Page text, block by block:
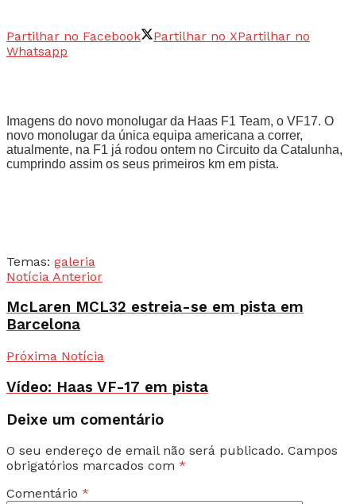
Partilhar no Facebook Partilhar no XPartilhar no
Whatsapp
Imagens do novo monolugar da Haas F1 Team, o VF17. O
novo monolugar da única equipa americana a correr,
atualmente, na F1 já rodou ontem no Circuito da Catalunha,
cumprindo assim os seus primeiros km em pista.
Temas: galeria
Notícia Anterior
McLaren MCL32 estreia-se em pista em
Barcelona
Próxima Notícia
Vídeo: Haas VF-17 em pista
Deixe um comentário
O seu endereço de email não será publicado. Campos
obrigatórios marcados com *
Comentário *